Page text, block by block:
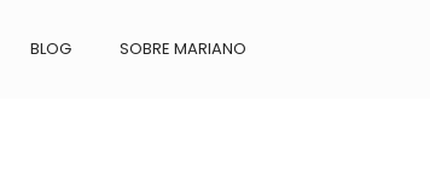
BLOG SOBRE MARIANO